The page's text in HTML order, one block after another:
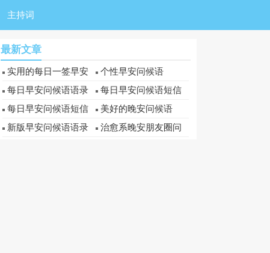
主持词
最新文章
实用的每日一签早安
问候语短信48条
个性早安问候语
每日早安问候语语录
每日早安问候语短信
每日早安问候语短信
美好的晚安问候语
新版早安问候语语录
治愈系晚安朋友圈问